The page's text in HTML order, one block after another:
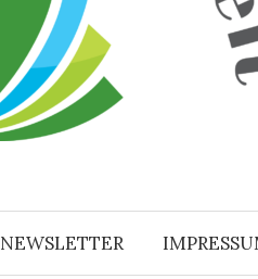
NEWSLETTER